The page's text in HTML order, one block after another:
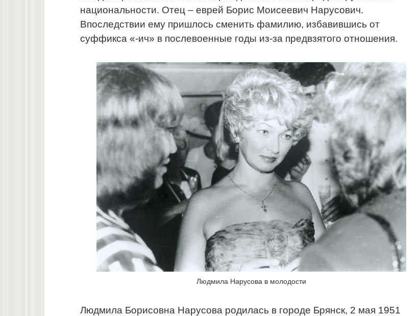
национальности. Отец – еврей Борис Моисеевич Нарусович.
Впоследствии ему пришлось сменить фамилию, избавившись от
суффикса «-ич» в послевоенные годы из-за предвзятого отношения.
Людмила Нарусова в молодости
Людмила Борисовна Нарусова родилась в городе Брянск, 2 мая 1951